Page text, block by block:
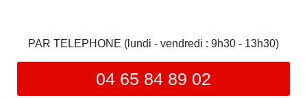
PAR TELEPHONE (lundi - vendredi : 9h30 - 13h30)
04 65 84 89 02